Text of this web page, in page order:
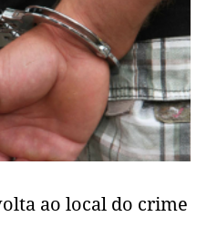
ao local do crime